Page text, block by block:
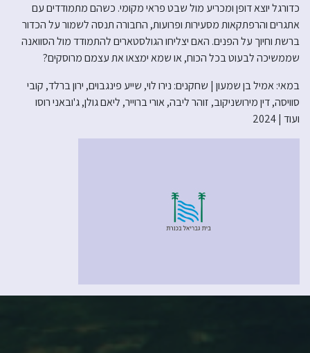
כדורגל יוצא דופן ומכריע מול שבט פראי מקומי. כשהם מתמודדים עם
אתגרים והרפתקאות מסעירות ופרועות, החבורה תנסה לשמור על הכדור
ברשת וחיוך על הפנים. האם יצליחו הגולסטארים להתמודד מול הסוואנה
שממשיכה לבעוט בכל הכוח, או שמא ימצאו את עצמם מרוסקים?
במאי: אמיל בן שמעון | שחקנים: נירו לוי, שייע פינגבוים, ירון ברלד, קובי
סוויסה, דין מירושניקוב, זוהר ליבה, אורי ברוייר, ליאם גולן, ג'ובאני רוסו
ועוד | 2024